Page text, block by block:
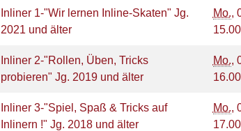
Inliner 1-"Wir lernen Inline-Skaten" Jg.
2021 und älter
Mo.,
Inliner 2-"Rollen, Üben, Tricks
probieren" Jg. 2019 und älter
Mo.,
Inliner 3-"Spiel, Spaß & Tricks auf
Inlinern !" Jg. 2018 und älter
Mo.,